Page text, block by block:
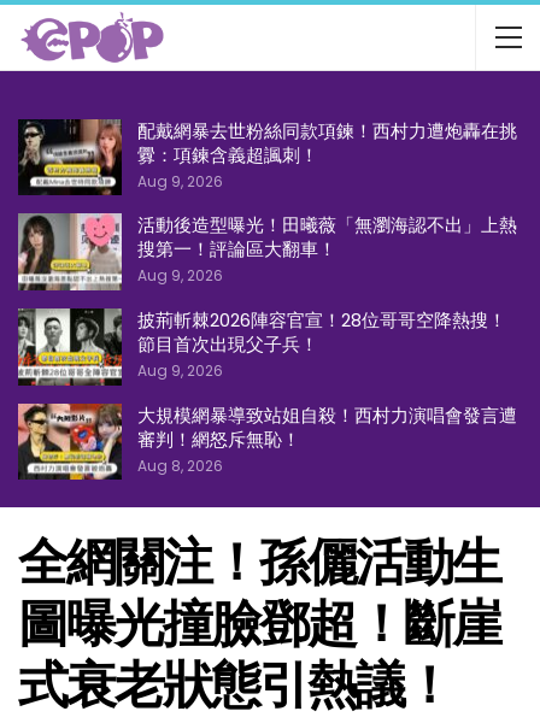
配戴網暴去世粉絲同款項鍊！西村力遭炮轟在挑
釁：項鍊含義超諷刺！
Aug 9, 2026
活動後造型曝光！田曦薇「無瀏海認不出」上熱
搜第一！評論區大翻車！
Aug 9, 2026
披荊斬棘2026陣容官宣！28位哥哥空降熱搜！
節目首次出現父子兵！
Aug 9, 2026
大規模網暴導致站姐自殺！西村力演唱會發言遭
審判！網怒斥無恥！
Aug 8, 2026
全網關注！孫儷活動生
圖曝光撞臉鄧超！斷崖
式衰老狀態引熱議！